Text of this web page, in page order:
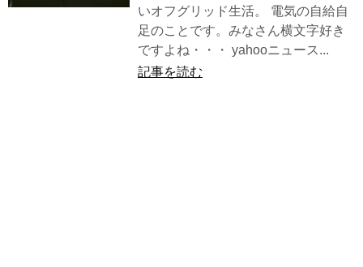
いオフグリッド生活。 電気の自給自
足のことです。みなさん横文字好き
ですよね・・・ yahooニュース...
記事を読む